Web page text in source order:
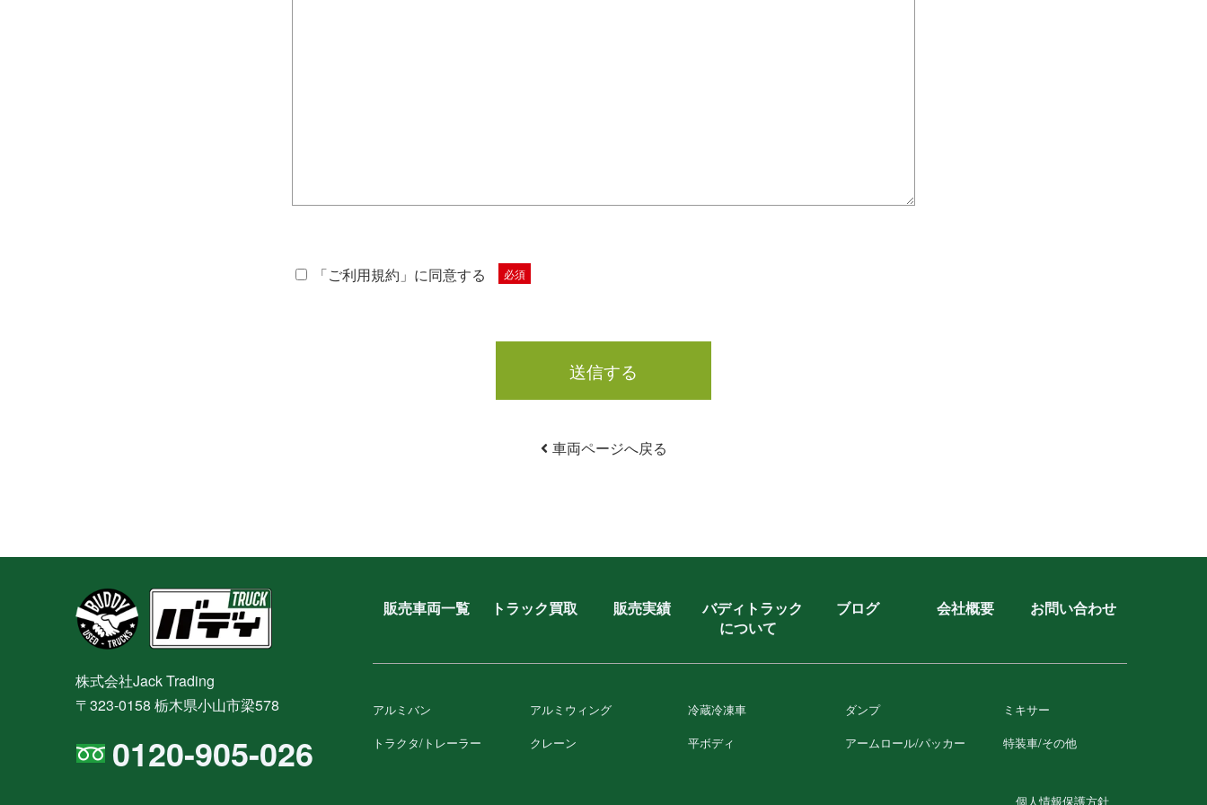
「ご利用規約 」に同意する 必須
送信する
車両ページへ戻る
販売車両一覧 トラック買取 販売実績
バディトラック
について
ブログ 会社概要 お問い合わせ
アルミバン アルミウィング 冷蔵冷凍⾞ ダンプ
ミキサー
トラクタ/トレーラー
クレーン 平ボディ アームロール/パッカー 特装⾞/その他
個人情報保護方針
株式会社Jack Trading
〒323-0158 栃木県小山市梁578
0120-905-026